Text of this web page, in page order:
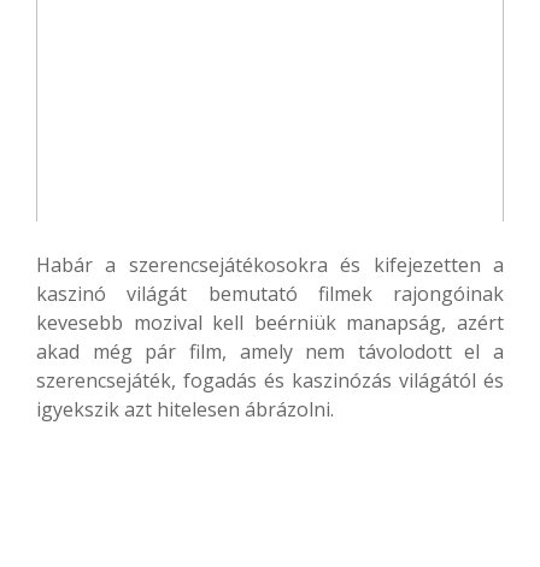
Habár a szerencsejátékosokra és kifejezetten a
kaszinó világát bemutató filmek rajongóinak
kevesebb mozival kell beérniük manapság, azért
akad még pár film, amely nem távolodott el a
szerencsejáték, fogadás és kaszinózás világától és
igyekszik azt hitelesen ábrázolni.